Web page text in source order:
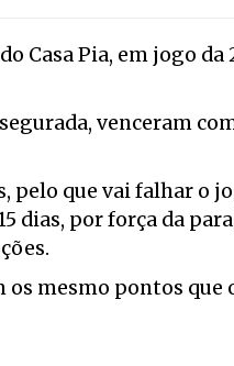
Casa Pia, em jogo da
venceram
pelo que vai falhar o
dias, por força da
os mesmo pontos que